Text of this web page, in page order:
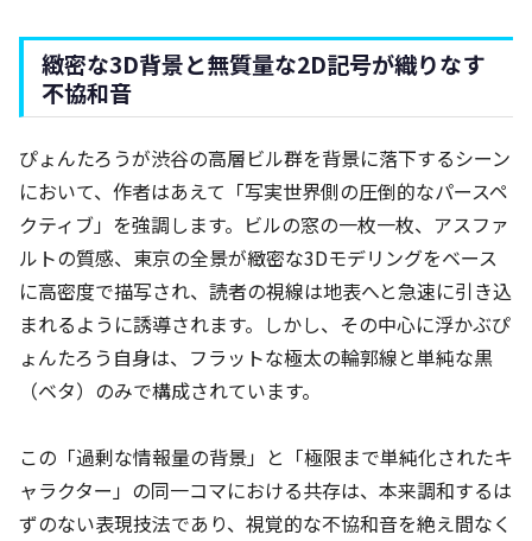
緻密な3D背景と無質量な2D記号が織りなす
不協和音
ぴょんたろうが渋谷の高層ビル群を背景に落下するシーン
において、作者はあえて「写実世界側の圧倒的なパースペ
クティブ」を強調します。ビルの窓の一枚一枚、アスファ
ルトの質感、東京の全景が緻密な3Dモデリングをベース
に高密度で描写され、読者の視線は地表へと急速に引き込
まれるように誘導されます。しかし、その中心に浮かぶぴ
ょんたろう自身は、フラットな極太の輪郭線と単純な黒
（ベタ）のみで構成されています。
この「過剰な情報量の背景」と「極限まで単純化されたキ
ャラクター」の同一コマにおける共存は、本来調和するは
ずのない表現技法であり、視覚的な不協和音を絶え間なく